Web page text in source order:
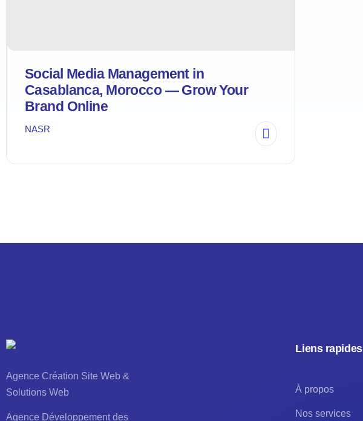
Social Media Management in
Casablanca, Morocco — Grow Your
Brand Online
NASR
Agence Création Site Web &
Solutions Web
Agence Développement des
Liens rapides
À propos
Nos services